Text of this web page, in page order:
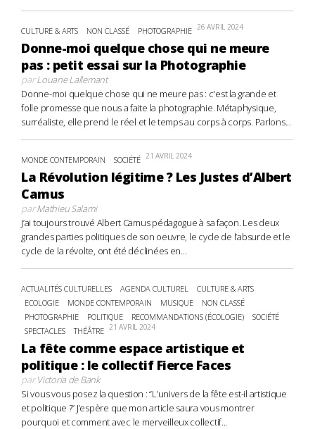
CULTURE & ARTS NON CLASSÉ PHOTOGRAPHIE 26 AVRIL 2024
Donne-moi quelque chose qui ne meure
pas : petit essai sur la Photographie
parLouane Lallemant
Donne-moi quelque chose qui ne meure pas : c'est la grande et
folle promesse que nous a faite la photographie. Métaphysique,
surréaliste, elle prend le réel et le temps au corps à corps. Parlons...
MONDE CONTEMPORAIN SOCIÉTÉ 21 AVRIL 2024
La Révolution légitime ? Les Justes d’Albert
Camus
parMathieu Salami
J’ai toujours trouvé Albert Camus pédagogue à sa façon. Les deux
grandes parties politiques de son oeuvre, le cycle de l’absurde et le
cycle de la révolte, ont été déclinées en...
ACTUALITÉS CULTURELLES AGENDA CULTUREL
CULTURE & ARTS
ECOLOGIE
MONDE CONTEMPORAIN MUSIQUE
NON CLASSÉ
PHOTOGRAPHIE
POLITIQUE RECOMMANDATIONS (ÉCOLOGIE)
SOCIÉTÉ
SPECTACLES
THÉÂTRE 21 AVRIL 2024
La fête comme espace artistique et
politique : le collectif Fierce Faces
parVictoria de Bank
Si vous vous posez la question : “L’univers de la fête est-il artistique
et politique ?” J’espère que mon article saura vous montrer
pourquoi et comment avec le merveilleux collectif...